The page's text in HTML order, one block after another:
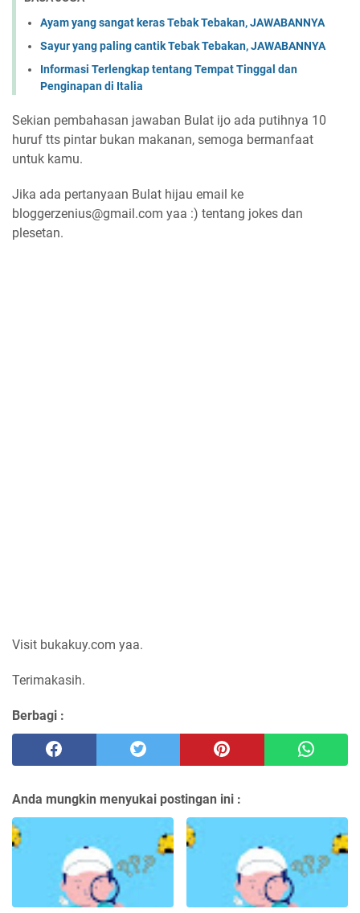
Ayam yang sangat keras Tebak Tebakan, JAWABANNYA
Sayur yang paling cantik Tebak Tebakan, JAWABANNYA
Informasi Terlengkap tentang Tempat Tinggal dan
Penginapan di Italia
Sekian pembahasan jawaban Bulat ijo ada putihnya 10
huruf tts pintar bukan makanan, semoga bermanfaat
untuk kamu.
Jika ada pertanyaan Bulat hijau email ke
bloggerzenius@gmail.com yaa :) tentang jokes dan
plesetan.
Visit bukakuy.com yaa.
Terimakasih.
Berbagi :
Anda mungkin menyukai postingan ini :